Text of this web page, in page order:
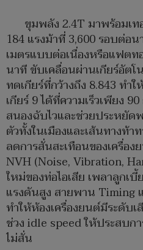
ขุมพลัง 2.4T มาพร้อมเ
184 แรงม้าที่ 3,600 รอบต่อ
เมตรแบบต่อเนื่องหรือแฟตท
นาที ขับเคลื่อนผ่านเกียร์อัต
ทดเกียร์ที่กว้างถึง 8.843 ทำ
เกียร์ 9 ได้ที่ความเร็วเพียง
สนองฉับไวและช่วยประหยัด
ตัวทั้งในเมืองและเส้นทางท้
ลดการสั่นสะเทือนของเครื่อ
NVH (Noise, Vibration,
ใหม่ของท่อไอเสีย เพลาลูกเ
แรงดันสูง สายพาน Timing
ทำให้ห้องเครื่องยนต์มีระดับเ
ช่วง idle speed ให้ประสบ
ไม่สั่น